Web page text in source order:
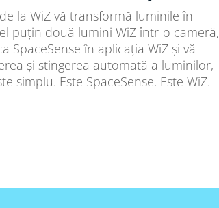
la WiZ vă transformă luminile în
puțin două lumini WiZ într-o cameră,
SpaceSense în aplicația WiZ și vă
și stingerea automată a luminilor,
simplu. Este SpaceSense. Este WiZ.